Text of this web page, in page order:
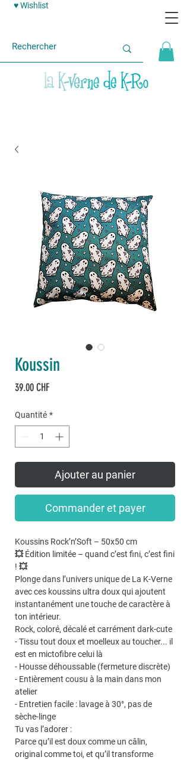
♥ Wishlist
Koussin
39.00 CHFPrix
Quantité *
Ajouter au panier
Commander et payer
Koussins Rock’n’Soft – 50x50 cm
💥 Édition limitée – quand c’est fini, c’est fini
! 💥
Plonge dans l’univers unique de La K-Verne
avec ces koussins ultra doux qui ajoutent
instantanément une touche de caractère à
ton intérieur.
Rock, coloré, décalé et carrément dark-cute
- Tissu tout doux et moelleux au toucher... il
est en mictofibre celui là
- Housse déhoussable (fermeture discrète)
- Entièrement cousu à la main dans mon
atelier
- Entretien facile : lavage à 30°, pas de
sèche-linge
Tu vas l’adorer :
Parce qu’il est doux comme un câlin,
original comme toi, et qu’il transforme